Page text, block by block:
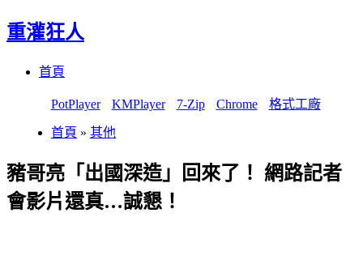
重灌狂人
首頁
PotPlayer KMPlayer 7-Zip Chrome 格式工廠
首頁 » 其他
豬哥亮「出國深造」回來了！ 網路記者
會影片還真…誠懇！